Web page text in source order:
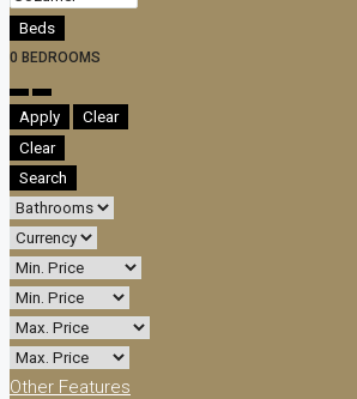
Beds
0 BEDROOMS
Apply
Clear
Clear
Search
Other Features